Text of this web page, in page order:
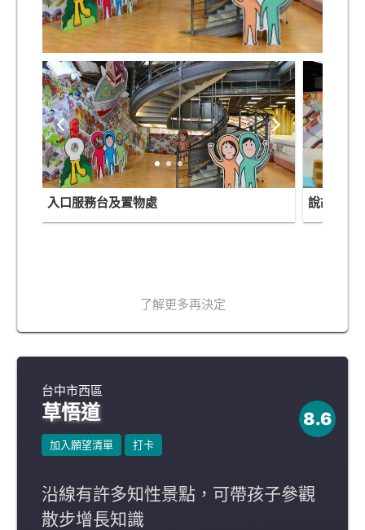
入口服務台及置物處 說故事處
了解更多再決定
台中市西區
草悟道 8.6
加入願望清單 打卡
沿線有許多知性景點，可帶孩子參觀
散步增長知識